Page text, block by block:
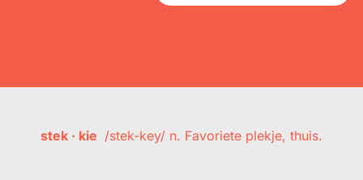
stek · kie /stek-key/ n. Favoriete plekje, thuis.